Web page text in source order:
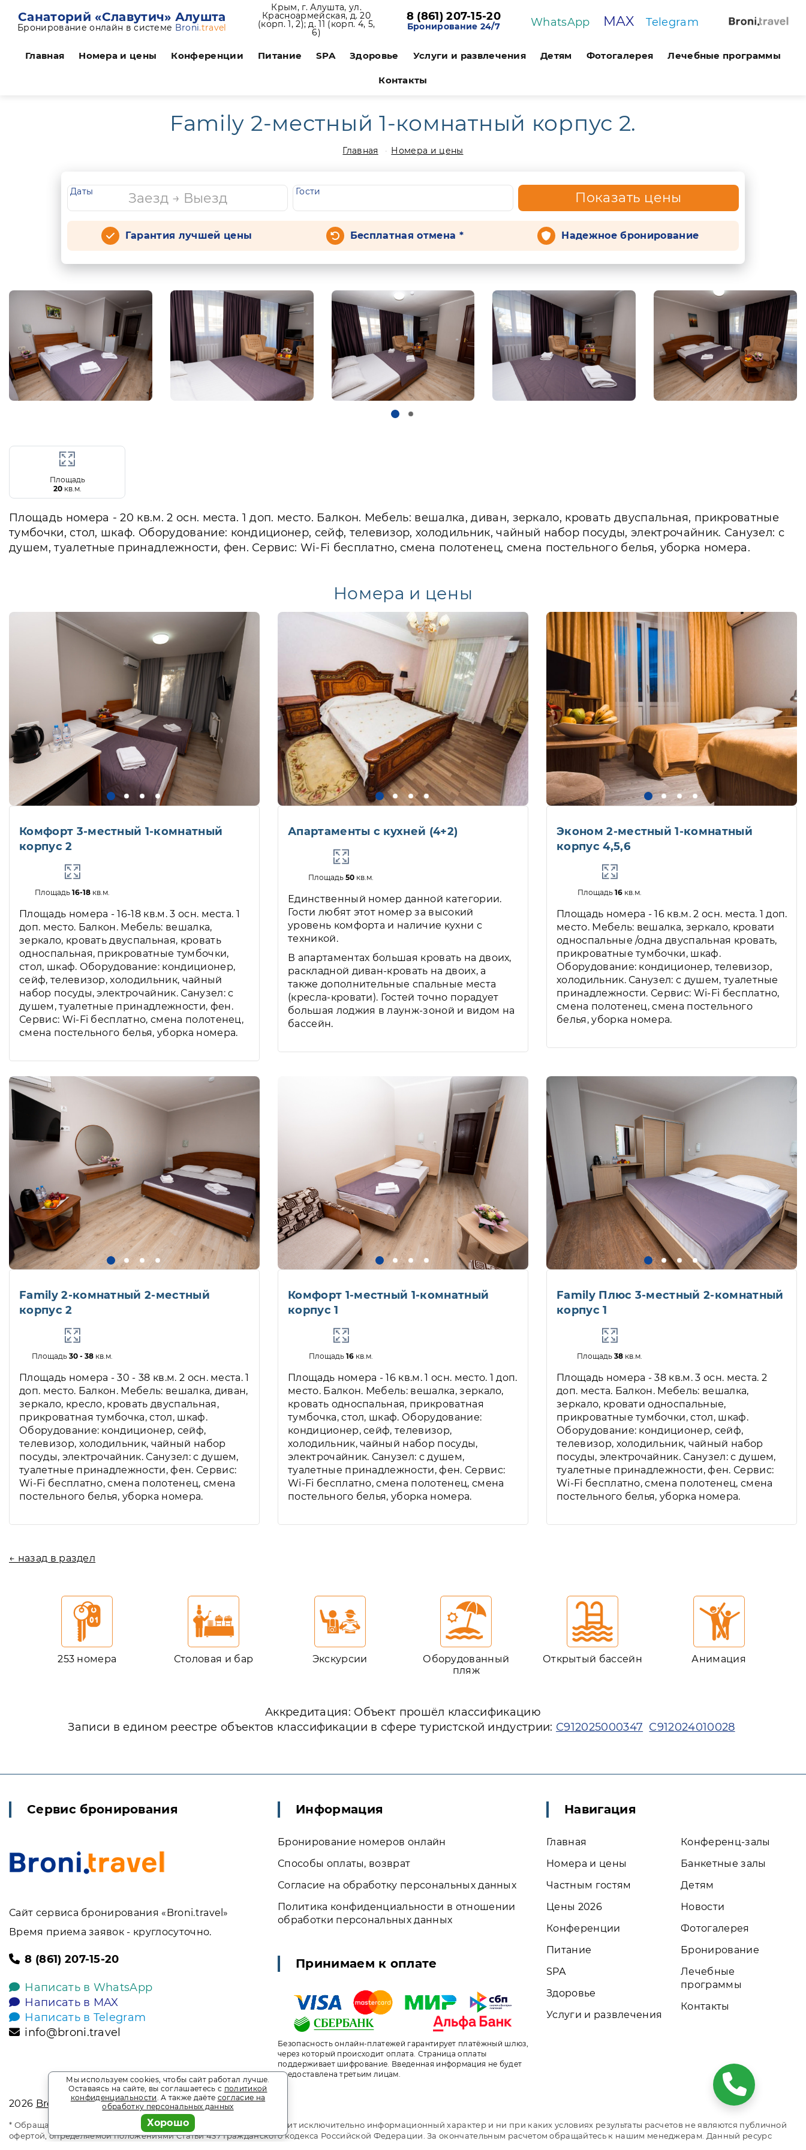
Санаторий «Славутич» Алушта
Бронирование онлайн в системе Broni.travel
Крым, г. Алушта, ул.
Красноармейская, д. 20
(корп. 1, 2); д. 11 (корп. 4, 5,
6)
8 (861) 207-15-20
Бронирование 24/7 WhatsApp MAX Telegram
Главная Номера и цены Конференции Питание SPA Здоровье Услуги и развлечения Детям Фотогалерея Лечебные программы
Контакты
Family 2-местный 1-комнатный корпус 2.
Главная Номера и цены
Даты Гости Показать цены
Гарантия лучшей цены Бесплатная отмена * Надежное бронирование
Площадь
20кв.м.
Площадь номера - 20 кв.м. 2 осн. места. 1 доп. место. Балкон. Мебель: вешалка, диван, зеркало, кровать двуспальная, прикроватные
тумбочки, стол, шкаф. Оборудование: кондиционер, сейф, телевизор, холодильник, чайный набор посуды, электрочайник. Санузел: с
душем, туалетные принадлежности, фен. Сервис: Wi-Fi бесплатно, смена полотенец, смена постельного белья, уборка номера.
Номера и цены
Комфорт 3-местный 1-комнатный
корпус 2
Площадь16-18 кв.м.
Площадь номера - 16-18 кв.м. 3 осн. места. 1
доп. место. Балкон. Мебель: вешалка,
зеркало, кровать двуспальная, кровать
односпальная, прикроватные тумбочки,
стол, шкаф. Оборудование: кондиционер,
сейф, телевизор, холодильник, чайный
набор посуды, электрочайник. Санузел: с
душем, туалетные принадлежности, фен.
Сервис: Wi-Fi бесплатно, смена полотенец,
смена постельного белья, уборка номера.
Апартаменты с кухней (4+2)
Площадь50 кв.м.
Единственный номер данной категории.
Гости любят этот номер за высокий
уровень комфорта и наличие кухни с
техникой.
В апартаментах большая кровать на двоих,
раскладной диван-кровать на двоих, а
также дополнительные спальные места
(кресла-кровати). Гостей точно порадует
большая лоджия в лаунж-зоной и видом на
бассейн.
Эконом 2-местный 1-комнатный
корпус 4,5,6
Площадь16 кв.м.
Площадь номера - 16 кв.м. 2 осн. места. 1 доп.
место. Мебель: вешалка, зеркало, кровати
односпальные /одна двуспальная кровать,
прикроватные тумбочки, шкаф.
Оборудование: кондиционер, телевизор,
холодильник. Санузел: с душем, туалетные
принадлежности. Сервис: Wi-Fi бесплатно,
смена полотенец, смена постельного
белья, уборка номера.
Family 2-комнатный 2-местный
корпус 2
Площадь30 - 38 кв.м.
Площадь номера - 30 - 38 кв.м. 2 осн. места. 1
доп. место. Балкон. Мебель: вешалка, диван,
зеркало, кресло, кровать двуспальная,
прикроватная тумбочка, стол, шкаф.
Оборудование: кондиционер, сейф,
телевизор, холодильник, чайный набор
посуды, электрочайник. Санузел: с душем,
туалетные принадлежности, фен. Сервис:
Wi-Fi бесплатно, смена полотенец, смена
постельного белья, уборка номера.
Комфорт 1-местный 1-комнатный
корпус 1
Площадь16 кв.м.
Площадь номера - 16 кв.м. 1 осн. место. 1 доп.
место. Балкон. Мебель: вешалка, зеркало,
кровать односпальная, прикроватная
тумбочка, стол, шкаф. Оборудование:
кондиционер, сейф, телевизор,
холодильник, чайный набор посуды,
электрочайник. Санузел: с душем,
туалетные принадлежности, фен. Сервис:
Wi-Fi бесплатно, смена полотенец, смена
постельного белья, уборка номера.
Family Плюс 3-местный 2-комнатный
корпус 1
Площадь38 кв.м.
Площадь номера - 38 кв.м. 3 осн. места. 2
доп. места. Балкон. Мебель: вешалка,
зеркало, кровати односпальные,
прикроватные тумбочки, стол, шкаф.
Оборудование: кондиционер, сейф,
телевизор, холодильник, чайный набор
посуды, электрочайник. Санузел: с душем,
туалетные принадлежности, фен. Сервис:
Wi-Fi бесплатно, смена полотенец, смена
постельного белья, уборка номера.
← назад в раздел
253 номера Столовая и бар Экскурсии
Оборудованный
пляж
Открытый бассейн Анимация
Аккредитация: Объект прошёл классификацию
Записи в едином реестре объектов классификации в сфере туристской индустрии: С912025000347 С912024010028
Сервис бронирования
Сайт сервиса бронирования «Broni.travel»
Время приема заявок - круглосуточно.
8 (861) 207-15-20
Написать в WhatsApp
Написать в MAX
Написать в Telegram
info@broni.travel
Информация
Бронирование номеров онлайн
Способы оплаты, возврат
Согласие на обработку персональных данных
Политика конфиденциальности в отношении
обработки персональных данных
Принимаем к оплате
Безопасность онлайн-платежей гарантирует платёжный шлюз,
через который происходит оплата. Страница оплаты
поддерживает шифрование. Введенная информация не будет
предоставлена третьим лицам.
Навигация
Главная
Номера и цены
Частным гостям
Цены 2026
Конференции
Питание
SPA
Здоровье
Услуги и развлечения
Конференц-залы
Банкетные залы
Детям
Новости
Фотогалерея
Бронирование
Лечебные
программы
Контакты
2026 Broni.travel
* Обращаем ваше внимание на то, что данный интернет-сайт носит исключительно информационный характер и ни при каких условиях результаты расчетов не являются публичной
офертой, определяемой положениями Статьи 437 Гражданского кодекса Российской Федерации. За окончательным расчетом обращайтесь к нашим менеджерам. Данный ресурс
Мы используем cookies, чтобы сайт работал лучше.
Оставаясь на сайте, вы соглашаетесь с политикой
конфиденциальности. А также даёте согласие на
обработку персональных данных
Хорошо